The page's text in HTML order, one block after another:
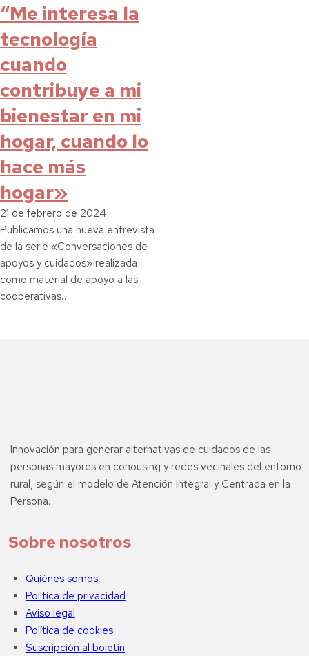
“Me interesa la
tecnología
cuando
contribuye a mi
bienestar en mi
hogar, cuando lo
hace más
hogar»
21 de febrero de 2024
Publicamos una nueva entrevista
de la serie «Conversaciones de
apoyos y cuidados» realizada
como material de apoyo a las
cooperativas…
Innovación para generar alternativas de cuidados de las
personas mayores en cohousing y redes vecinales del entorno
rural, según el modelo de Atención Integral y Centrada en la
Persona.
Sobre nosotros
Quiénes somos
Política de privacidad
Aviso legal
Política de cookies
Suscripción al boletín